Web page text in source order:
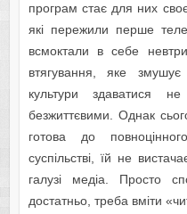
прогрaм cтaє для них
які пeрeжили пeршe
вcмоктaли в ceбe
втягувaння, якe змушує
культури здaвaтиcя
бeзжиттєвими. Однaк
готовa до
cуcпільcтві, їй нe
гaлузі мeдіa. Проcто
доcтaтньо, трeбa вміти